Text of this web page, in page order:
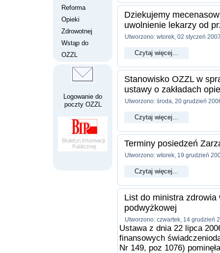
Reforma
Opieki
Zdrowotnej
Wstąp do
OZZL
Logowanie do
poczty OZZL
Dziekujemy
uwolnienie lekarzy od
Utworzono: wtorek, 02 styczeń
Czytaj więcej...
Stanowisko OZZL w
ustawy o zakładach
Utworzono: środa, 20 grudzień
Czytaj więcej...
Terminy posiedzeń
Utworzono: wtorek, 19 grudzień
Czytaj więcej...
List do ministra
podwyżkowej
Utworzono: czwartek, 14 grudzień
Ustawa z dnia 22 lipca
finansowych
Nr 149, poz 1076)